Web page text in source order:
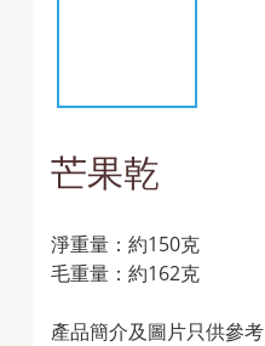
芒果乾
淨重量：約150克
毛重量：約162克
產品簡介及圖片只供參考